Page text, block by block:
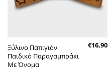
Ξύλινο Παπιγιόν
Παιδικό Παραγαμπράκι
Με Όνομα
€16,90